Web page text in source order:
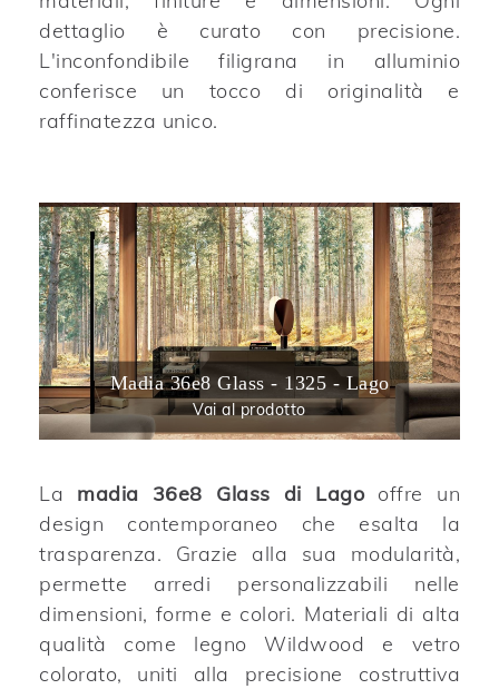
dettaglio è curato con precisione.
L'inconfondibile filigrana in alluminio
conferisce un tocco di originalità e
raffinatezza unico.
Madia 36e8 Glass - 1325 - Lago
Vai al prodotto
La madia 36e8 Glass di Lagooffre un
design contemporaneo che esalta la
trasparenza. Grazie alla sua modularità,
permette arredi personalizzabili nelle
dimensioni, forme e colori. Materiali di alta
qualità come legno Wildwood e vetro
colorato, uniti alla precisione costruttiva